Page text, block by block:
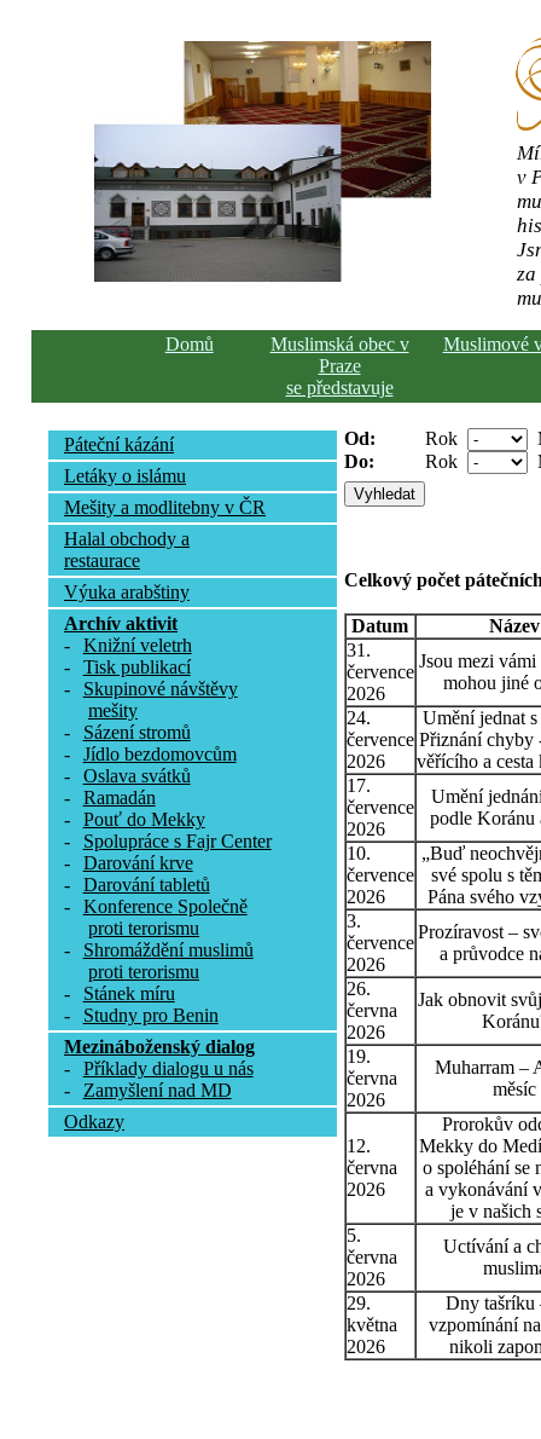
v
Domů
Muslimská obec v
Praze
se představuje
Muslimové
Páteční kázání
Letáky o islámu
Mešity a modlitebny v ČR
Halal obchody a
restaurace
Výuka arabštiny
Archív aktivit
-
Knižní veletrh
-
Tisk publikací
-
Skupinové návštěvy
mešity
-
Sázení stromů
-
Jídlo bezdomovcům
-
Oslava svátků
-
Ramadán
-
Pouť do Mekky
-
Spolupráce s Fajr Center
-
Darování krve
-
Darování tabletů
-
Konference Společně
proti terorismu
-
Shromáždění muslimů
proti terorismu
-
Stánek míru
-
Studny pro Benin
Mezináboženský dialog
-
Příklady dialogu u nás
-
Zamyšlení nad MD
Odkazy
Od: Rok
Do:
Rok
Celkový počet
Datum
Název
31.
července
2026
Jsou mezi
mohou jiné
24.
července
2026
Umění jednat
Přiznání chyby
věřícího a cesta
17.
července
2026
Umění
podle Koránu
10.
července
2026
„Buď
své spolu s
Pána svého
3.
července
2026
Prozíravost –
a průvodce
26.
června
2026
Jak obnovit
19.
června
2026
Muharram –
měsíc
12.
června
2026
Prorokův
Mekky do
o spoléhání se
a vykonávání
je v našich
5.
června
2026
Uctívání a
29.
května
2026
Dny tašríku
vzpomínání
nikoli